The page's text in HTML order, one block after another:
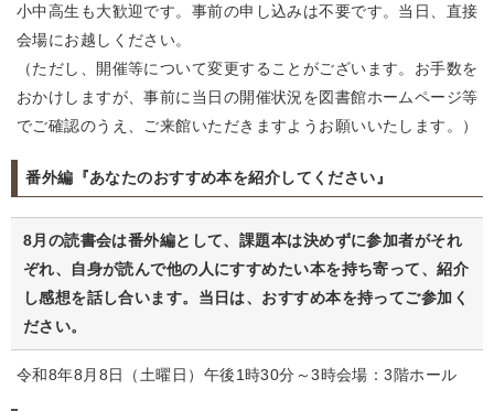
小中高生も大歓迎です。事前の申し込みは不要です。当日、直接
会場にお越しください。
（ただし、開催等について変更することがございます。お手数を
おかけしますが、事前に当日の開催状況を図書館ホームページ等
でご確認のうえ、ご来館いただきますようお願いいたします。）
番外編『あなたのおすすめ本を紹介してください』
8月の読書会は番外編として、課題本は決めずに参加者がそれ
ぞれ、自身が読んで他の人にすすめたい本を持ち寄って、紹介
し感想を話し合います。当日は、おすすめ本を持ってご参加く
ださい。
令和8年8月8日（土曜日）午後1時30分～3時会場：3階ホール